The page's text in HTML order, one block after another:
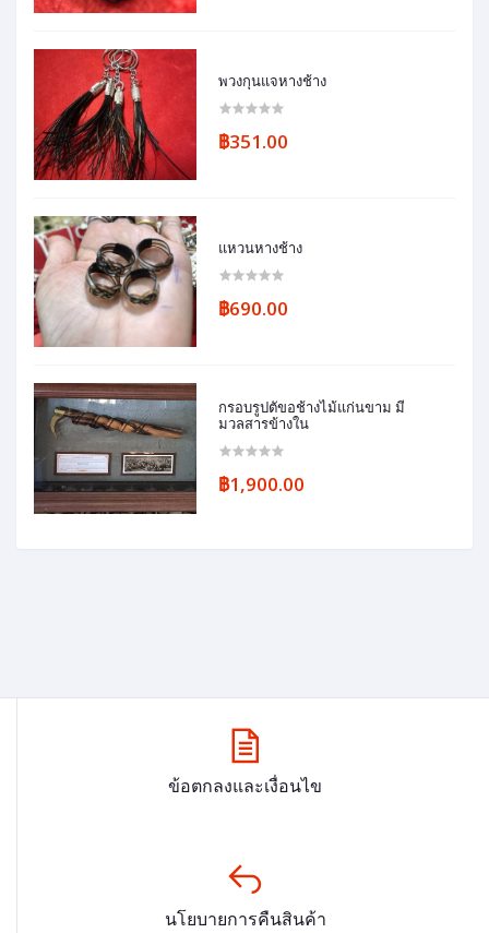
พวงกุนแจหางช้าง
฿351.00
แหวนหางช้าง
฿690.00
กรอบรูปตัขอช้างไม้แก่นขาม มี
มวลสารข้างใน
฿1,900.00
ข้อตกลงและเงื่อนไข
นโยบายการคืนสินค้า